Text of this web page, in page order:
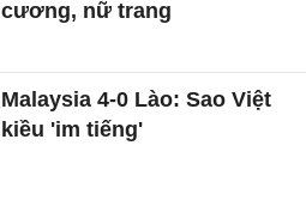
cương, nữ trang
Malaysia 4-0 Lào: Sao Việt
kiều 'im tiếng'